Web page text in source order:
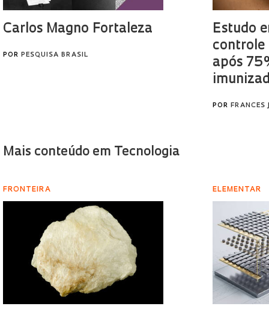
Carlos Magno Fortaleza
POR PESQUISA BRASIL
Estudo
controle
após
PORFRANCES
Mais conteúdo em Tecnologia
FRONTEIRA ELEMENTAR